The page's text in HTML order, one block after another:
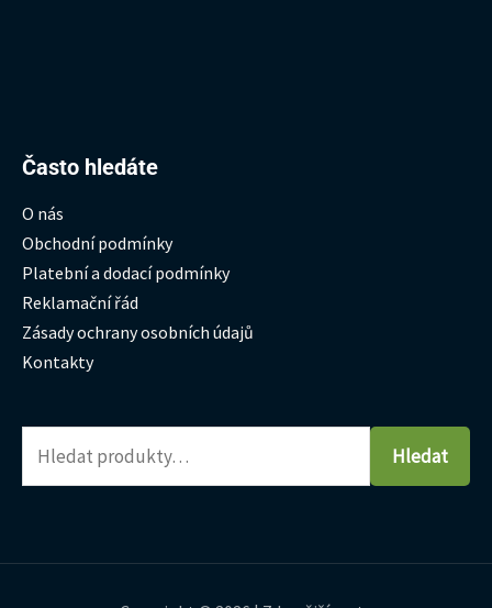
Často hledáte
O nás
Obchodní podmínky
Platební a dodací podmínky
Reklamační řád
Zásady ochrany osobních údajů
Kontakty
Hledat:
Hledat